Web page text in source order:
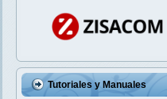
Tutoriales y Manuales